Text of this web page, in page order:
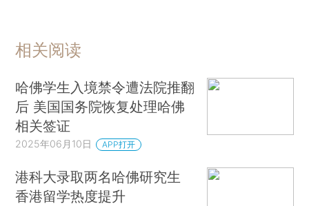
相关阅读
哈佛学生入境禁令遭法院推翻
后 美国国务院恢复处理哈佛
相关签证
2025年06月10日 APP打开
港科大录取两名哈佛研究生
香港留学热度提升